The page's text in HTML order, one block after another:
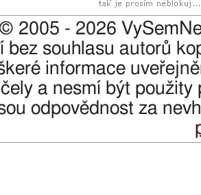
© 2005 - 2026
bez souhlasu autorů
informace
a nesmí být
odpovědnost za